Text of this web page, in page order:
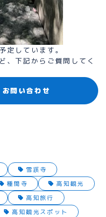
定しています。
、下記からご質問してく
問い合わせ
雪蹊寺
種間寺
高知観光
高知旅行
高知観光スポット